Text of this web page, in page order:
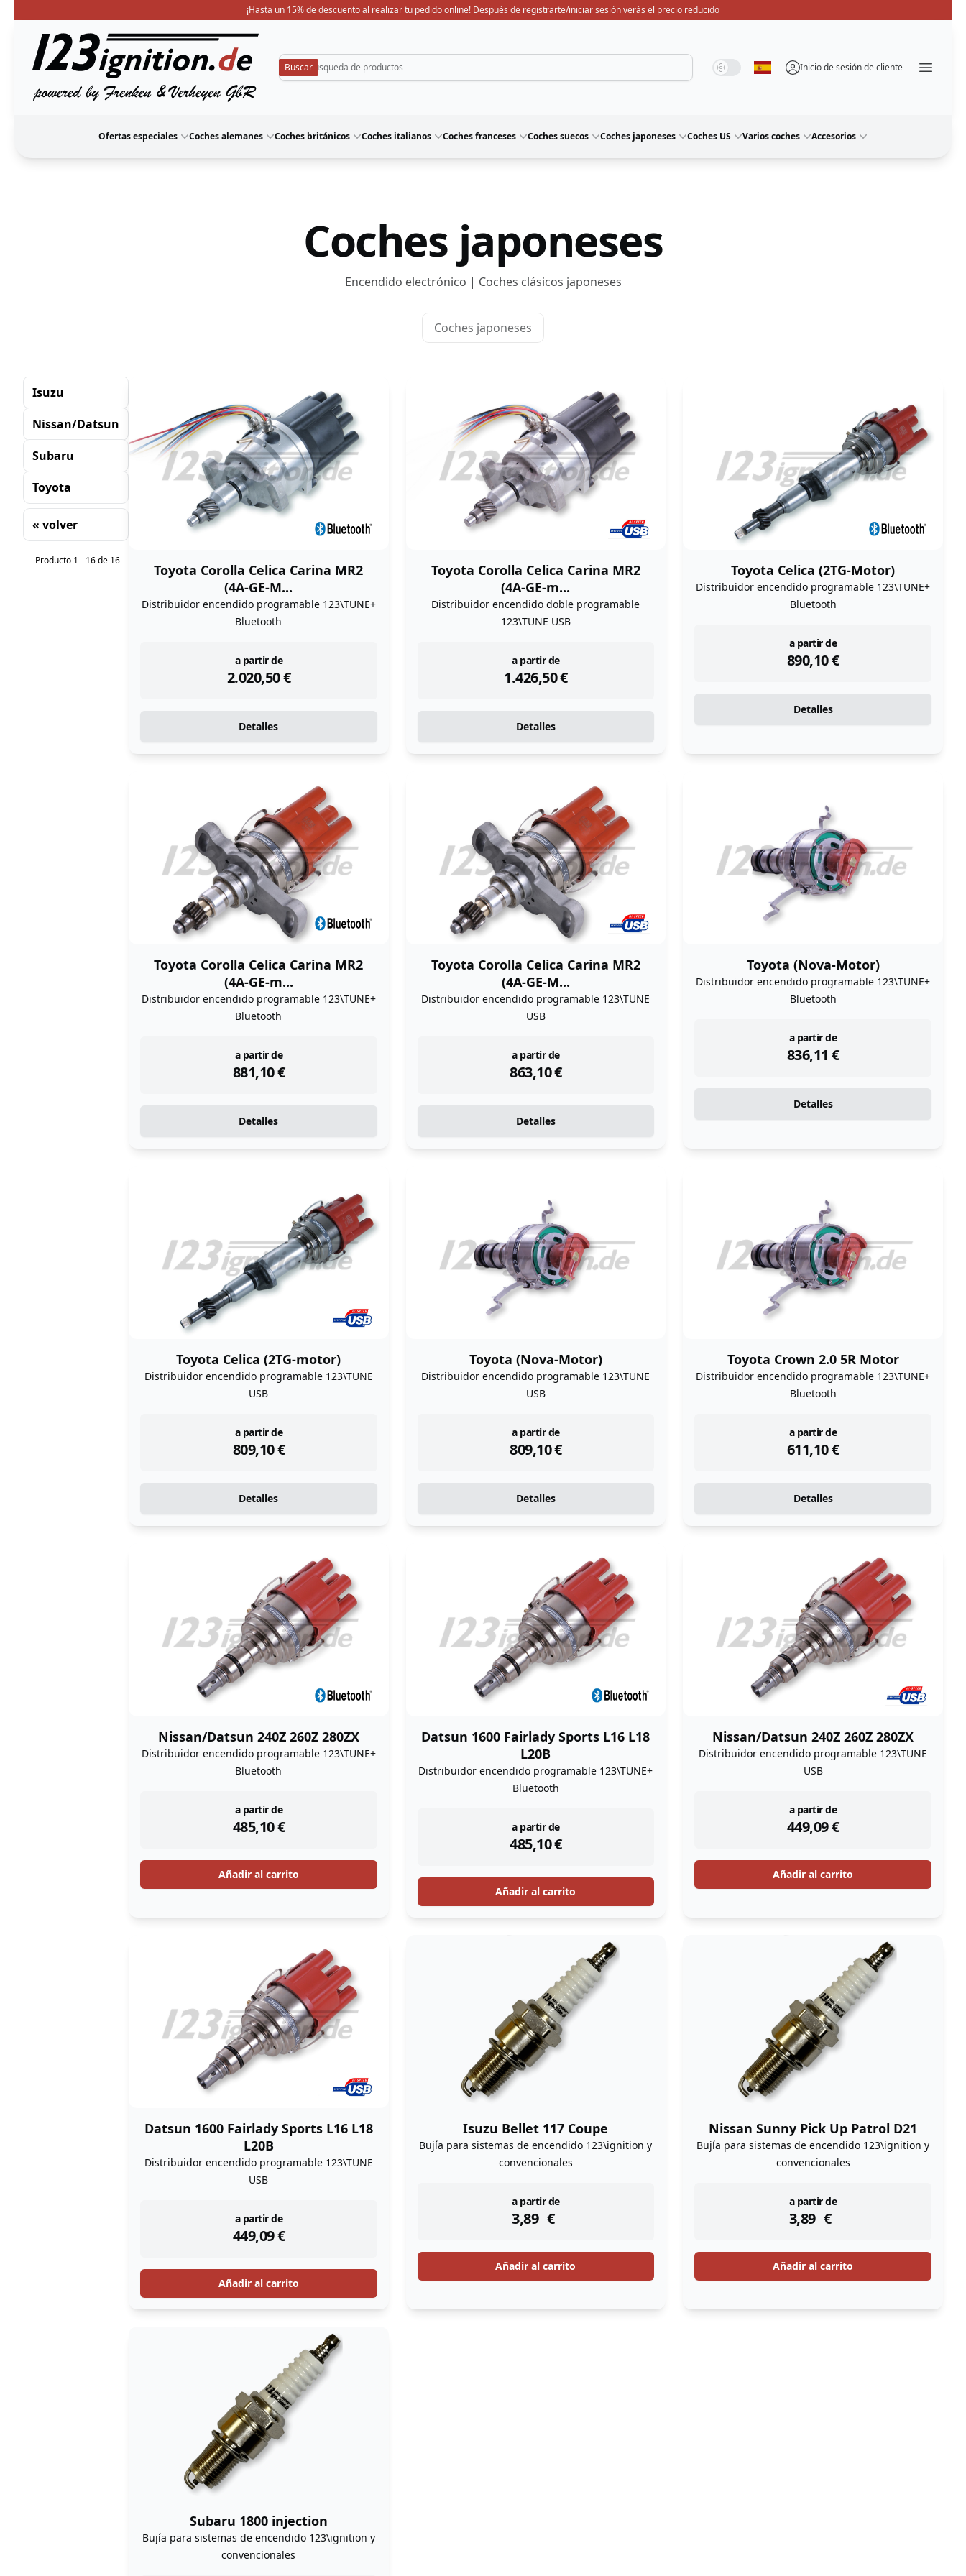
¡Hasta un 15% de descuento al realizar tu pedido online! Después de registrarte/iniciar sesión verás el precio reducido
123ignition
Modo de sistema
Modo de luz
Modo oscuro
Seleccione idioma
Inicio de sesión de cliente Menü
Ofertas especiales Coches alemanes Coches británicos Coches italianos Coches franceses Coches suecos Coches japoneses Coches US Varios coches Accesorios
Coches japoneses
Encendido electrónico | Coches clásicos japoneses
Coches japoneses
Isuzu
Nissan/Datsun
Subaru
Toyota
« volver
Clasificación
Producto 1 - 16 de 16
Toyota Corolla Celica Carina MR2
(4A-GE-M...
Distribuidor encendido programable 123\TUNE+
Bluetooth
a partir de
2.020,50€
instock
Detalles
Toyota Corolla Celica Carina MR2
(4A-GE-m...
Distribuidor encendido doble programable
123\TUNE USB
a partir de
1.426,50€
instock
Detalles
Toyota Celica (2TG-Motor)
Distribuidor encendido programable 123\TUNE+
Bluetooth
a partir de
890,10€
instock
Detalles
Toyota Corolla Celica Carina MR2
(4A-GE-m...
Distribuidor encendido programable 123\TUNE+
Bluetooth
a partir de
881,10€
instock
Detalles
Toyota Corolla Celica Carina MR2
(4A-GE-M...
Distribuidor encendido programable 123\TUNE
USB
a partir de
863,10€
instock
Detalles
Toyota (Nova-Motor)
Distribuidor encendido programable 123\TUNE+
Bluetooth
a partir de
836,11 €
instock
Detalles
Toyota Celica (2TG-motor)
Distribuidor encendido programable 123\TUNE
USB
a partir de
809,10€
instock
Detalles
Toyota (Nova-Motor)
Distribuidor encendido programable 123\TUNE
USB
a partir de
809,10€
instock
Detalles
Toyota Crown 2.0 5R Motor
Distribuidor encendido programable 123\TUNE+
Bluetooth
a partir de
611,10€
instock
Detalles
Nissan/Datsun 240Z 260Z 280ZX
Distribuidor encendido programable 123\TUNE+
Bluetooth
a partir de
485,10€
instock
Añadir al carrito
Datsun 1600 Fairlady Sports L16 L18
L20B
Distribuidor encendido programable 123\TUNE+
Bluetooth
a partir de
485,10€
instock
Añadir al carrito
Nissan/Datsun 240Z 260Z 280ZX
Distribuidor encendido programable 123\TUNE
USB
a partir de
449,09€
instock
Añadir al carrito
Datsun 1600 Fairlady Sports L16 L18
L20B
Distribuidor encendido programable 123\TUNE
USB
a partir de
449,09€
instock
Añadir al carrito
Isuzu Bellet 117 Coupe
Bujía para sistemas de encendido 123\ignition y
convencionales
a partir de
3,89 €
instock
Añadir al carrito
Nissan Sunny Pick Up Patrol D21
Bujía para sistemas de encendido 123\ignition y
convencionales
a partir de
3,89 €
instock
Añadir al carrito
Subaru 1800 injection
Bujía para sistemas de encendido 123\ignition y
convencionales